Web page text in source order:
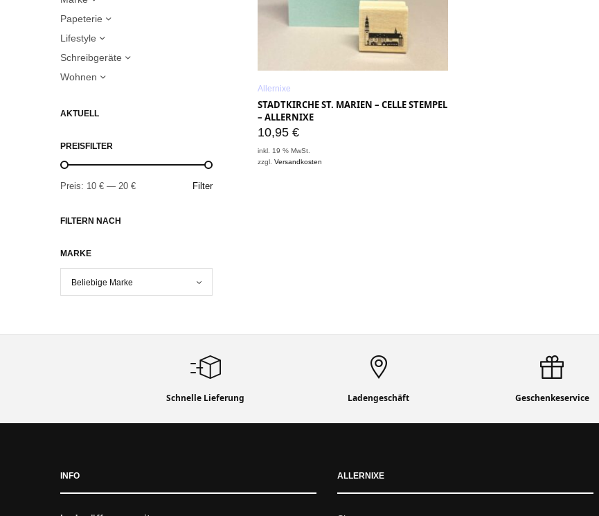
Papeterie
Lifestyle
Schreibgeräte
Wohnen
AKTUELL
PREISFILTER
Filter
Preis: 10 € — 20 €
FILTERN NACH
MARKE
Allernixe
STADTKIRCHE ST. MARIEN – CELLE STEMPEL
– ALLERNIXE
10,95 €
inkl. 19 % MwSt.
zzgl.Versandkosten
Schnelle Lieferung Ladengeschäft Geschenkeservice
INFO ALLERNIXE